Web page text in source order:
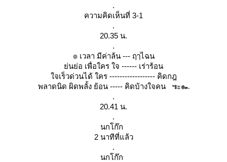
.
ความคิดเห็นที่ 3-1
.
20.35 น.
.
๏ เวลา มีค่าล้น --- ฤๅไฉน
่นย่อ เพื่อใคร ใจ ------ เร่าร้อน
จเร็วด่วนได้ ใคร ------------------ คิดกฎ
พลาดนิด ผิดพลั้ง ย้อน ----- คิดบ้างใจคน ๚ะ๛
.
20.41 น.
.
นกโก๊ก
2 นาทีที่แล้ว
.
นกโก๊ก